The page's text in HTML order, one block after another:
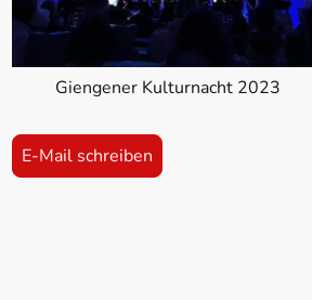
Giengener Kulturnacht 2023
E-Mail schreiben